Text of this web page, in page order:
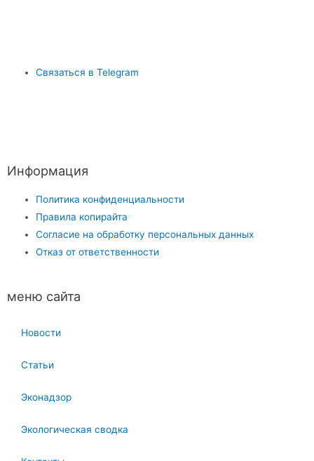
Связаться в Telegram
Информация
Политика конфиденциальности
Правила копирайта
Согласие на обработку персональных данных
Отказ от ответственности
меню сайта
Новости
Статьи
Эконадзор
Экологическая сводка